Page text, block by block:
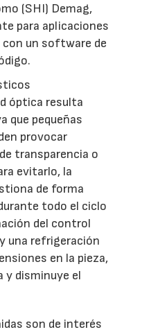
(SHI) Demag,
para aplicaciones
con un software de
óptica resulta
que pequeñas
provocar
transparencia o
evitarlo, la
de forma
todo el ciclo
del control
una refrigeración
en la pieza,
y disminuye el
son de interés